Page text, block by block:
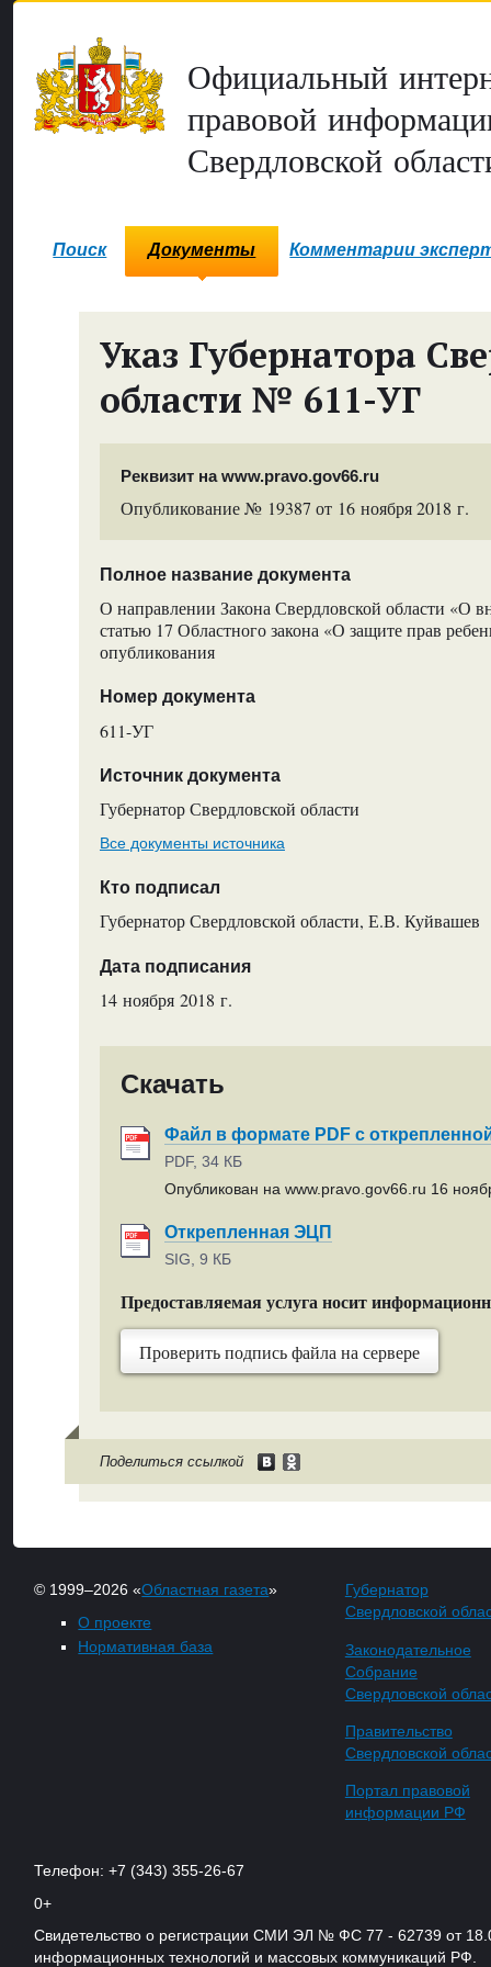
Официальный
правовой
Свердловской
Поиск Документы Комментарии
Указ Губернатора
области № 611-УГ
Реквизит на www.pravo.gov66.ru
Опубликование № 19387 от 16 ноября 2018 г.
Полное название документа
О направлении Закона Свердловской области «О
статью 17 Областного закона «О защите прав
опубликования
Номер документа
611-УГ
Источник документа
Губернатор Свердловской области
Все документы источника
Кто подписал
Губернатор Свердловской области, Е.В. Куйвашев
Дата подписания
14 ноября 2018 г.
Скачать
Файл в формате PDF с
PDF, 34 КБ
Опубликован на www.pravo.gov66.ru 16
Открепленная ЭЦП
SIG, 9 КБ
Предоставляемая услуга носит
Проверить подпись файла на сервере
Поделиться ссылкой
© 1999–2026 «Областная газета»
О проекте
Нормативная база
Губернатор
Свердловской
Законодательное
Собрание
Свердловской
Правительство
Свердловской
Портал правовой
информации РФ
Телефон: +7 (343) 355-26-67
0+
Свидетельство о регистрации СМИ ЭЛ № ФС 77 - 62739 от
информационных технологий и массовых коммуникаций РФ.